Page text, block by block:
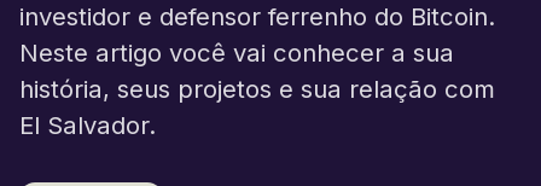
investidor e defensor ferrenho do Bitcoin.
Neste artigo você vai conhecer a sua
história, seus projetos e sua relação com
El Salvador.